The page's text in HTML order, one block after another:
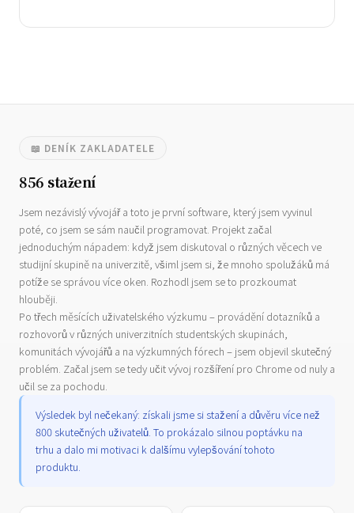
📖 DENÍK ZAKLADATELE
856 stažení
Jsem nezávislý vývojář a toto je první software, který jsem vyvinul
poté, co jsem se sám naučil programovat. Projekt začal
jednoduchým nápadem: když jsem diskutoval o různých věcech ve
studijní skupině na univerzitě, všiml jsem si, že mnoho spolužáků má
potíže se správou více oken. Rozhodl jsem se to prozkoumat
hlouběji.
Po třech měsících uživatelského výzkumu – provádění dotazníků a
rozhovorů v různých univerzitních studentských skupinách,
komunitách vývojářů a na výzkumných fórech – jsem objevil skutečný
problém. Začal jsem se tedy učit vývoj rozšíření pro Chrome od nuly a
učil se za pochodu.
Výsledek byl nečekaný: získali jsme si stažení a důvěru více než
800 skutečných uživatelů. To prokázalo silnou poptávku na
trhu a dalo mi motivaci k dalšímu vylepšování tohoto
produktu.